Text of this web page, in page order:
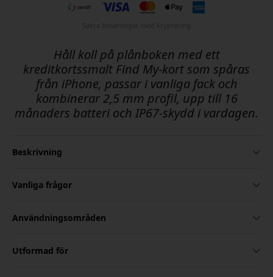
Håll koll på plånboken med ett
kreditkortssmalt Find My-kort som spåras
från iPhone, passar i vanliga fack och
kombinerar 2,5 mm profil, upp till 16
månaders batteri och IP67-skydd i vardagen.
Beskrivning
Vanliga frågor
Användningsområden
Utformad för